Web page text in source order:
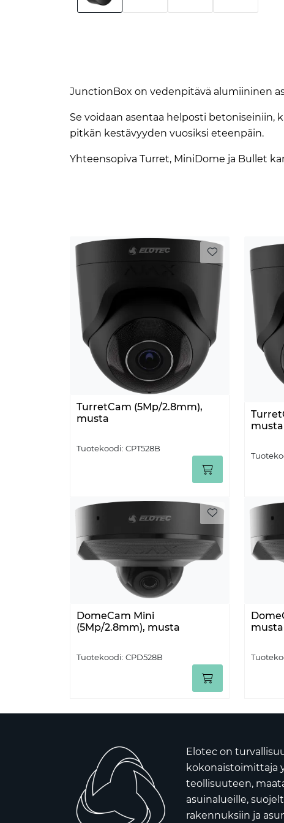
JunctionBox on vedenpitävä alumiininen
Se voidaan asentaa helposti betoniseiniin,
pitkän kestävyyden vuosiksi eteenpäin.
Yhteensopiva Turret, MiniDome ja Bullet
TurretCam (5Mp/2.8mm),
musta
Tuotekoodi: CPT528B
musta
DomeCam Mini
(5Mp/2.8mm), musta
Tuotekoodi: CPD528B
musta
Elotec on
kokonaistoimittaja
teollisuuteen,
asuinalueille,
rakennuksiin ja